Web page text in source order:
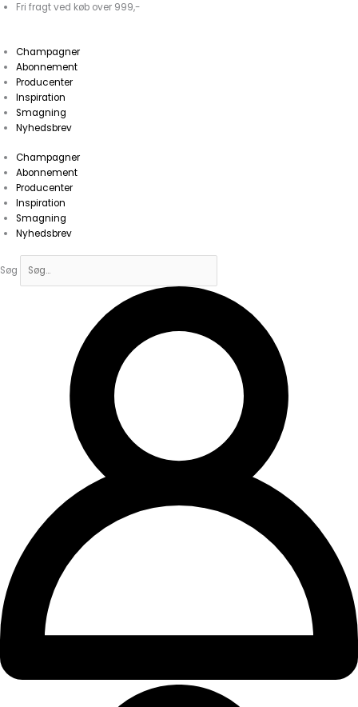
Gå
Fri fragt ved køb over 999,-
Champagner
Abonnement
Producenter
Inspiration
Smagning
Nyhedsbrev
Champagner
Abonnement
Producenter
Inspiration
Smagning
Nyhedsbrev
Søg